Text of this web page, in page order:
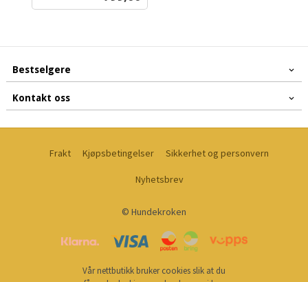
Bestselgere
Kontakt oss
Frakt Kjøpsbetingelser Sikkerhet og personvern
Nyhetsbrev
© Hundekroken
Vår nettbutikk bruker cookies slik at du